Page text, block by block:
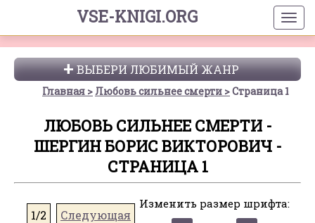
VSE-KNIGI.ORG
ВЫБЕРИ ЛЮБИМЫЙ ЖАНР
Главная Любовь сильнее смерти Страница 1
ЛЮБОВЬ СИЛЬНЕЕ СМЕРТИ -
ШЕРГИН БОРИС ВИКТОРОВИЧ -
СТРАНИЦА 1
1/2 Следующая
Изменить размер шрифта: